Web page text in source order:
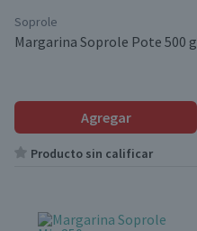
Soprole
Margarina Soprole Pote 500 g
Agregar
Producto sin calificar